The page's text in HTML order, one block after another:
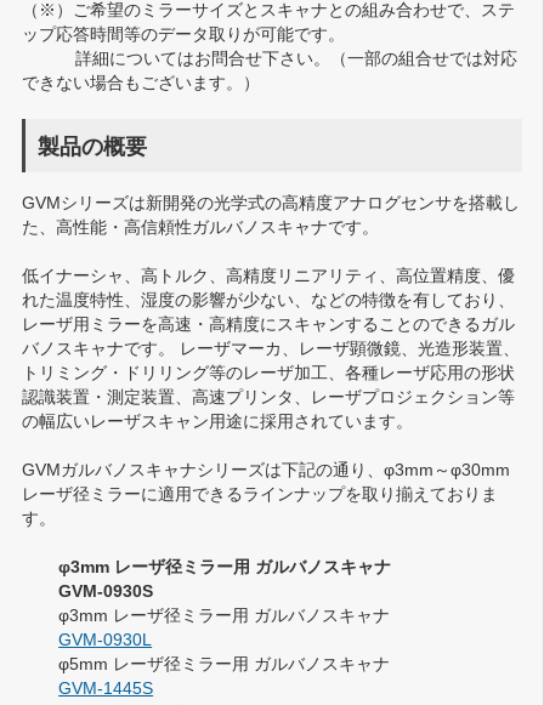
（※） ご希望のミラーサイズとスキャナとの組み合わせで、ステ
ップ応答時間等のデータ取りが可能です。
詳細についてはお問合せ下さい。（一部の組合せでは対応
できない場合もございます。）
製品の概要
GVMシリーズは新開発の光学式の高精度アナログセンサを搭載し
た、高性能・高信頼性ガルバノスキャナです。
低イナーシャ、高トルク、高精度リニアリティ、高位置精度、優
れた温度特性、湿度の影響が少ない、などの特徴を有しており、
レーザ用ミラーを高速・高精度にスキャンすることのできるガル
バノスキャナです。 レーザマーカ、レーザ顕微鏡、光造形装置、
トリミング・ドリリング等のレーザ加工、各種レーザ応用の形状
認識装置・測定装置、高速プリンタ、レーザプロジェクション等
の幅広いレーザスキャン用途に採用されています。
GVMガルバノスキャナシリーズは下記の通り、φ3mm～φ30mm
レーザ径ミラーに適用できるラインナップを取り揃えておりま
す。
φ3mm レーザ径ミラー用 ガルバノスキャナ
GVM-0930S
φ3mm レーザ径ミラー用 ガルバノスキャナ
GVM-0930L
φ5mm レーザ径ミラー用 ガルバノスキャナ
GVM-1445S